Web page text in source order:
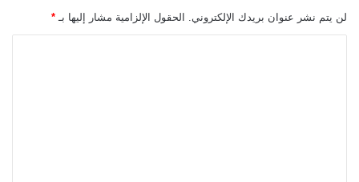
لن يتم نشر عنوان بريدك الإلكتروني. الحقول الإلزامية مشار إليها بـ *